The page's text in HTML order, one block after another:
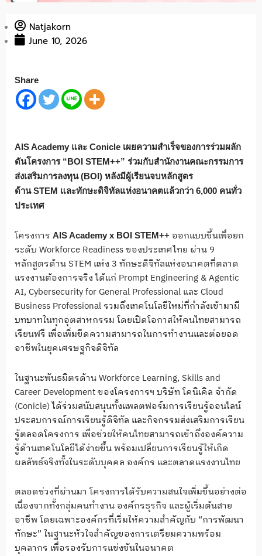
Natjakorn
June 10, 2026
Share
AIS Academy และ Conicle เผยความสำเร็จของการร่วมผลัก
ดันโครงการ “BOI STEM++” ร่วมกับสำนักงานคณะกรรมการ
ส่งเสริมการลงทุน (BOI) หลังมีผู้เรียนจบหลักสูตร
ด้าน STEM และทักษะดิจิทัลแห่งอนาคตแล้วกว่า 6,000 คนทั่ว
ประเทศ
โครงการ AIS Academy x BOI STEM++ ออกแบบขึ้นเพื่อยก
ระดับ Workforce Readiness ของประเทศไทย ผ่าน 9
หลักสูตรด้าน STEM แห่ง 3 ทักษะดิจิทัลแห่งอนาคตที่ตลาด
แรงงานต้องการจริง ได้แก่ Prompt Engineering & Agentic
AI, Cybersecurity for General Professional และ Cloud
Business Professional รวมถึงเทคโนโลยีใหม่ที่กำลังเข้ามามี
บทบาทในทุกอุตสาหกรรม โดยเปิดโอกาสให้คนไทยสามารถ
เรียนฟรี เพื่อเพิ่มขีดความสามารถในการทำงานและต่อยอด
อาชีพในยุคเศรษฐกิจดิจิทัล
ในฐานะพันธมิตรด้าน Workforce Learning, Skills and
Career Development ของโครงการฯ บริษัท โคนิเคิล จำกัด
(Conicle) ได้ร่วมสนับสนุนทั้งแพลตฟอร์มการเรียนรู้ออนไลน์
ประสบการณ์การเรียนรู้ดิจิทัล และกิจกรรมส่งเสริมการเรียน
รู้ตลอดโครงการ เพื่อช่วยให้คนไทยสามารถเข้าถึงองค์ความ
รู้ด้านเทคโนโลยีได้ง่ายขึ้น พร้อมเปลี่ยนการเรียนรู้ให้เกิด
ผลลัพธ์จริงทั้งในระดับบุคคล องค์กร และตลาดแรงงานไทย
ตลอดช่วงที่ผ่านมา โครงการได้รับความสนใจเพิ่มขึ้นอย่างต่อ
เนื่องจากทั้งกลุ่มคนทำงาน องค์กรธุรกิจ และผู้เริ่มต้นสาย
อาชีพ โดยเฉพาะองค์กรที่เริ่มให้ความสำคัญกับ “การพัฒนา
ทักษะ” ในฐานะหัวใจสำคัญของการเตรียมความพร้อม
บุคลากร เพื่อรองรับการแข่งขันในอนาคต